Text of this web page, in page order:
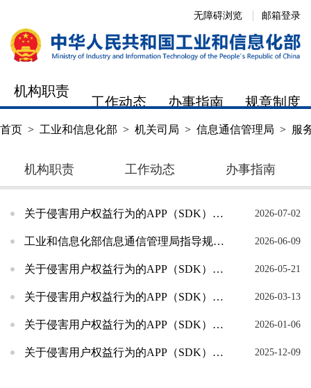
邮箱登录
无障碍浏览
机构职责
工作动态 办事指南 规章制度
首页 > 工业和信息化部 > 机关司局 > 信息通信管理局 > 服
机构职责 工作动态 办事指南
关于侵害用户权益行为的APP（SDK）通报 （2026年第4批，总第57批） 2026-07-02
工业和信息化部信息通信管理局指导规范APP信息窗口跳转行为 2026-06-09
关于侵害用户权益行为的APP（SDK）通报 （2026年第3批，总第56批） 2026-05-21
关于侵害用户权益行为的APP（SDK）通报 （2026年第2批，总第55批） 2026-03-13
关于侵害用户权益行为的APP（SDK）通报 （2026年第1批，总第54批） 2026-01-06
关于侵害用户权益行为的APP（SDK）通报 （2025年第8批，总第53批） 2025-12-09